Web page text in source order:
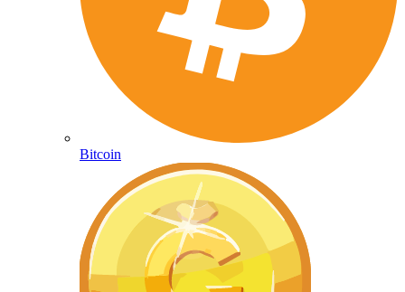
Bitcoin